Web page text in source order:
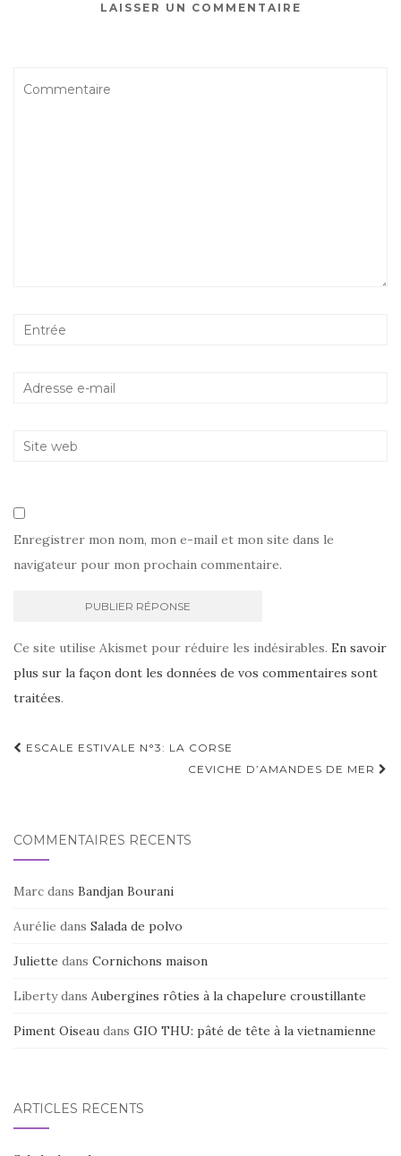
LAISSER UN COMMENTAIRE
Enregistrer mon nom, mon e-mail et mon site dans le
navigateur pour mon prochain commentaire.
Ce site utilise Akismet pour réduire les indésirables. En savoir
plus sur la façon dont les données de vos commentaires sont
traitées.
Navigation
ESCALE ESTIVALE N°3: LA CORSE
CEVICHE D’AMANDES DE MER
COMMENTAIRES RÉCENTS
Marc dans Bandjan Bourani
Aurélie dans Salada de polvo
Juliette dans Cornichons maison
Libertydans Aubergines rôties à la chapelure croustillante
Piment Oiseau dans GIO THU: pâté de tête à la vietnamienne
ARTICLES RÉCENTS